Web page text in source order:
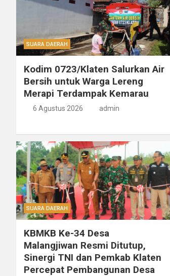
SUARA DAERAH
Kodim 0723/Klaten Salurkan Air
Bersih untuk Warga Lereng
Merapi Terdampak Kemarau
6 Agustus 2026 admin
SUARA DAERAH
KBMKB Ke-34 Desa
Malangjiwan Resmi Ditutup,
Sinergi TNI dan Pemkab Klaten
Percepat Pembangunan Desa